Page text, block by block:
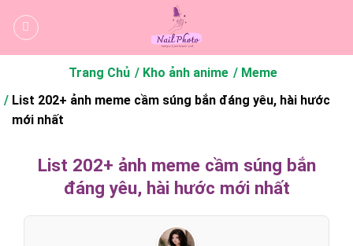
qua
Trang Chủ Kho ảnh anime
Meme
List 202+ ảnh meme cầm súng bắn đáng yêu, hài hước
mới nhất
List 202+ ảnh meme cầm súng bắn
đáng yêu, hài hước mới nhất